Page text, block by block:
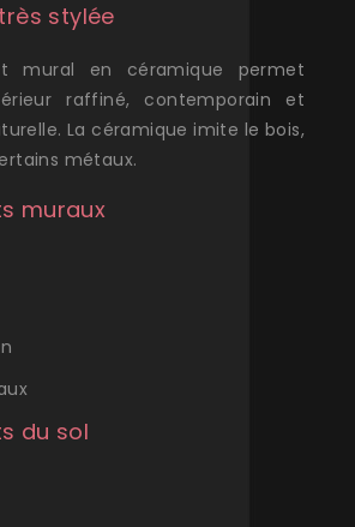
stylée
mural en céramique permet
raffiné, contemporain et
La céramique imite le bois,
métaux.
muraux
du sol